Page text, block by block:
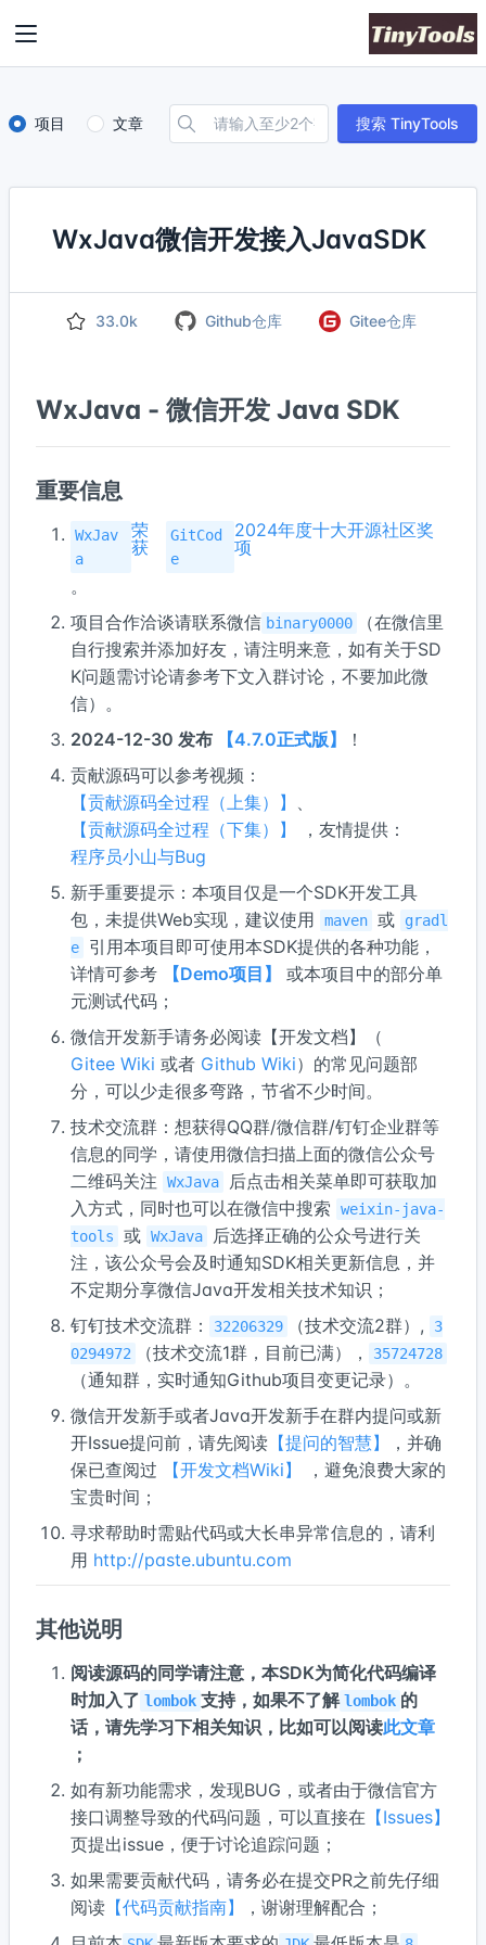
项目 文章 搜索 TinyTools
WxJava微信开发接入JavaSDK
33.0k Github仓库 Gitee仓库
WxJava - 微信开发 Java SDK
重要信息
WxJav
a
荣
获
GitCod
e
2024年度十大开源社区奖
项
。
项目合作洽谈请联系微信 binary0000
（在微信里
自行搜索并添加好友，请注明来意，如有关于SD
K问题需讨论请参考下文入群讨论，不要加此微
信）。
2024-12-30 发布
【4.7.0正式版】
！
贡献源码可以参考视频：
【贡献源码全过程（上集）】
【贡献源码全过程（下集）】
，友情提供：
程序员小山与Bug
新手重要提示：本项目仅是一个SDK开发工具
包，未提供Web实现，建议使用
maven 或
gradl
e
引用本项目即可使用本SDK提供的各种功能，
详情可参考
【Demo项目】
或本项目中的部分单
元测试代码；
微信开发新手请务必阅读【开发文档】（
Gitee Wiki 或者 Github Wiki）的常见问题部
分，可以少走很多弯路，节省不少时间。
技术交流群：想获得QQ群/微信群/钉钉企业群等
信息的同学，请使用微信扫描上面的微信公众号
二维码关注
WxJava
后点击相关菜单即可获取加
入方式，同时也可以在微信中搜索
weixin-java-
tools
或 WxJava
后选择正确的公众号进行关
注，该公众号会及时通知SDK相关更新信息，并
不定期分享微信Java开发相关技术知识；
钉钉技术交流群：
32206329 （技术交流2群）,
3
0294972
（技术交流1群，目前已满）， 35724728
（通知群，实时通知Github项目变更记录）。
微信开发新手或者Java开发新手在群内提问或新
开Issue提问前，请先阅读 【提问的智慧】
，并确
保已查阅过
【开发文档Wiki】
，避免浪费大家的
宝贵时间；
寻求帮助时需贴代码或大长串异常信息的，请利
用 http://paste.ubuntu.com
其他说明
阅读源码的同学请注意，本SDK为简化代码编译
时加入了 lombok 支持，如果不了解 lombok 的
话，请先学习下相关知识，比如可以阅读此文章
；
如有新功能需求，发现BUG，或者由于微信官方
接口调整导致的代码问题，可以直接在 【Issues】
页提出issue，便于讨论追踪问题；
如果需要贡献代码，请务必在提交PR之前先仔细
阅读 【代码贡献指南】
，谢谢理解配合；